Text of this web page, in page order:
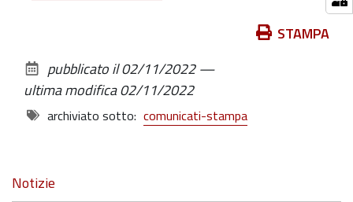
documento
STAMPA
pubblicato il02/11/2022—
ultima modifica02/11/2022
archiviato sotto: comunicati-stampa
Navigazione
Notizie